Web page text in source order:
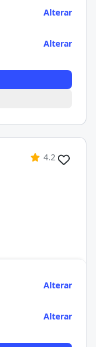
Alterar
Alterar
4.2
Alterar
Alterar